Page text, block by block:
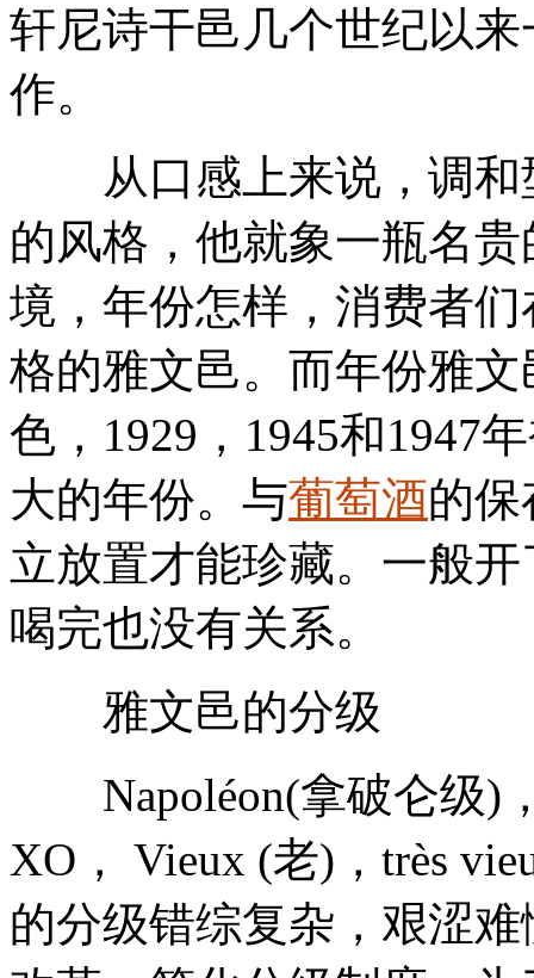
轩尼诗干邑几个世纪以
作。
从口感上来说，调和
的风格，他就象一瓶名
境，年份怎样，消费者
格的雅文邑。而年份雅
色，1929，1945和1947
大的年份。与葡萄酒的
立放置才能珍藏。一般
喝完也没有关系。
雅文邑的分级
Napoléon(拿破仑级)，
XO， Vieux (老)，très
的分级错综复杂，艰涩